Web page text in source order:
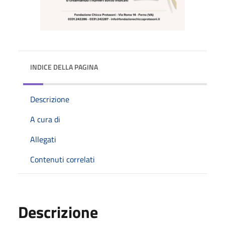
INDICE DELLA PAGINA
Descrizione
A cura di
Allegati
Contenuti correlati
Descrizione